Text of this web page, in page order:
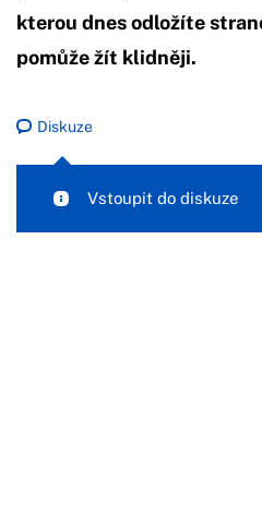
kterou dnes odložíte
pomůže žít klidněji.
Diskuze
Vstoupit do diskuze